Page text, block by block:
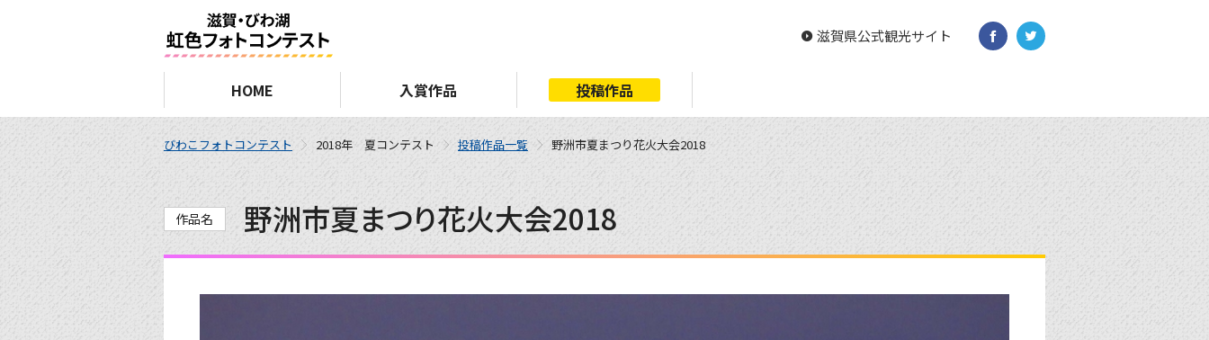
滋賀県公式観光サイト
HOME 入賞作品 投稿作品
びわこフォトコンテスト 2018年 夏コンテスト 投稿作品一覧 野洲市夏まつり花火大会2018
作品名 野洲市夏まつり花火大会2018